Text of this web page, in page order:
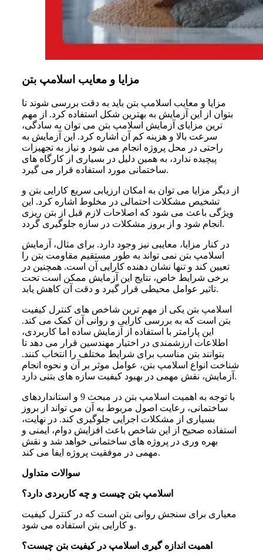
مزایا و معایب اسلامپ بتن
مزایا و معایب اسلامپ بتن باید به دقت بررسی شوند تا
بتوان از این آزمایش به بهترین شکل استفاده کرد. از مهم
ترین مزایای آزمایش اسلامپ بتن می توان به سادگی،
سرعت بالا و هزینه کم آن اشاره کرد. این آزمایش به
راحتی در محل پروژه انجام می شود و نیاز به تجهیزات
پیچیده ندارد، به همین دلیل در بسیاری از کارگاه های
ساختمانی مورد استفاده قرار می گیرد.
از دیگر مزایا می توان به امکان ارزیابی سریع کارایی بتن و
تشخیص مشکلات احتمالی در مخلوط اشاره کرد. این
ویژگی باعث می شود که اصلاحات لازم قبل از بتن ریزی
انجام شود و از بروز مشکلات در سازه جلوگیری گردد.
در کنار مزایا، معایبی نیز وجود دارد. برای مثال، آزمایش
اسلامپ بتن نمی تواند به طور مستقیم مقاومت بتن را
تعیین کند و تنها نشان دهنده کارایی آن است. همچنین در
برخی شرایط خاص، نتایج این آزمایش ممکن است تحت
تاثیر عوامل محیطی قرار گیرد و دقت آن کاهش یابد.
اسلامپ بتن یکی از مهم ترین شاخص های کنترل کیفیت
بتن است که به بررسی کارایی و روانی آن کمک می کند.
این پارامتر با استفاده از آزمایش ساده اما کاربردی،
اطلاعات ارزشمندی در اختیار مهندسین قرار می دهد تا
بتوانند بتن مناسب برای شرایط مختلف را انتخاب کنند.
شناخت انواع اسلامپ بتن، عوامل موثر بر آن و نحوه انجام
آزمایش، نقش مهمی در بهبود کیفیت سازه های بتنی دارد.
با توجه به اهمیت اسلامپ بتن در مبحث 9 و استانداردهای
ساختمانی، رعایت اصول مربوط به آن می تواند از بروز
بسیاری از مشکلات اجرایی جلوگیری کند. در نهایت،
استفاده صحیح از این شاخص باعث افزایش دوام، ایمنی و
بهره وری در پروژه های ساختمانی خواهد شد و نقش
مهمی در موفقیت پروژه ایفا می کند.
سوالات متداول
اسلامپ بتن چیست و چه کاربردی دارد؟
معیاری برای سنجش روانی بتن است که در کنترل کیفیت
و کارایی بتن استفاده می شود.
اهمیت اندازه گیری اسلامپ در کیفیت بتن چیست؟